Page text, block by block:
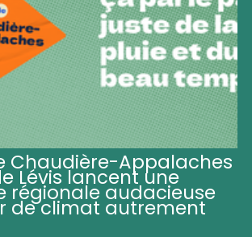
Chaudière-Appalaches
Lévis lancent une
régionale audacieuse
de climat autrement